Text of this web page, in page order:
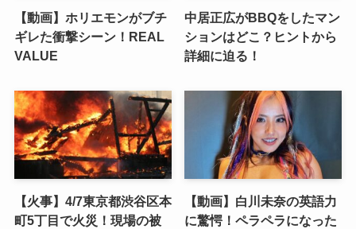
【動画】ホリエモンがブチ
ギレた衝撃シーン！REAL
VALUE
中居正広がBBQをしたマン
ションはどこ？ヒントから
詳細に迫る！
【火事】4/7東京都渋谷区本
町5丁目で火災！現場の被
【動画】白川未奈の英語力
に驚愕！ペラペラになった